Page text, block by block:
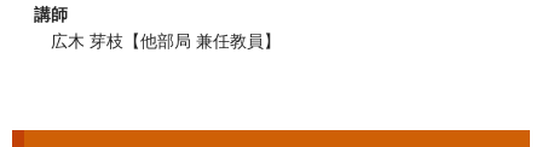
講師
広木 芽枝 【他部局 兼任教員】